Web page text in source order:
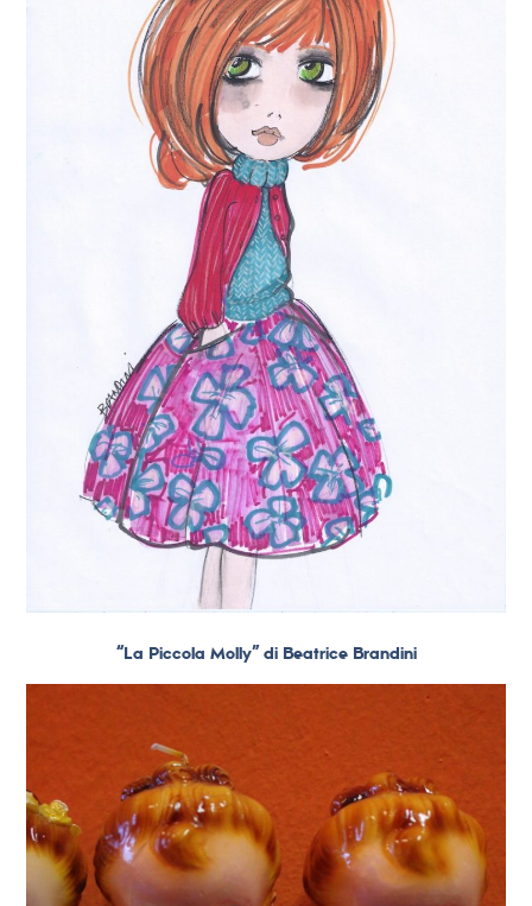
“La Piccola Molly” di Beatrice Brandini